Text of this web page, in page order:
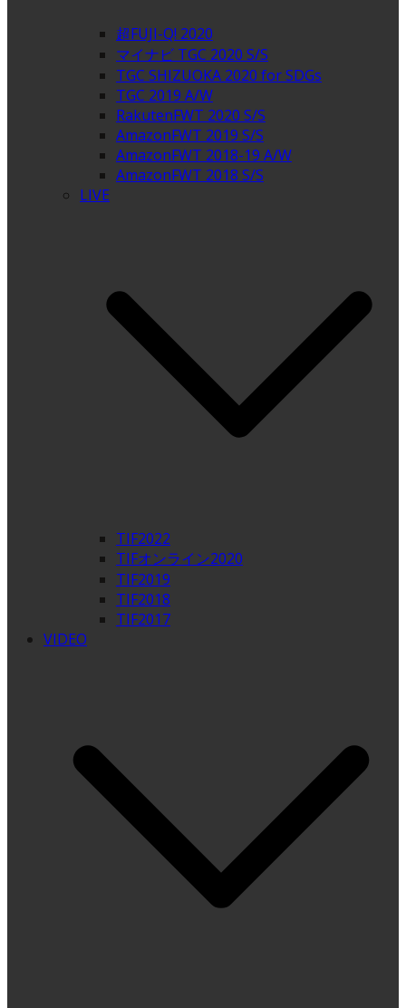
超FUJI-Q! 2020
マイナビ TGC 2020 S/S
TGC SHIZUOKA 2020 for SDGs
TGC 2019 A/W
RakutenFWT 2020 S/S
AmazonFWT 2019 S/S
AmazonFWT 2018-19 A/W
AmazonFWT 2018 S/S
LIVE
TIF2022
TIFオンライン2020
TIF2019
TIF2018
TIF2017
VIDEO